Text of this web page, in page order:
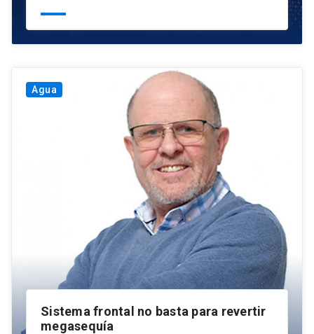
Agua
Sistema frontal no basta para revertir
megasequía